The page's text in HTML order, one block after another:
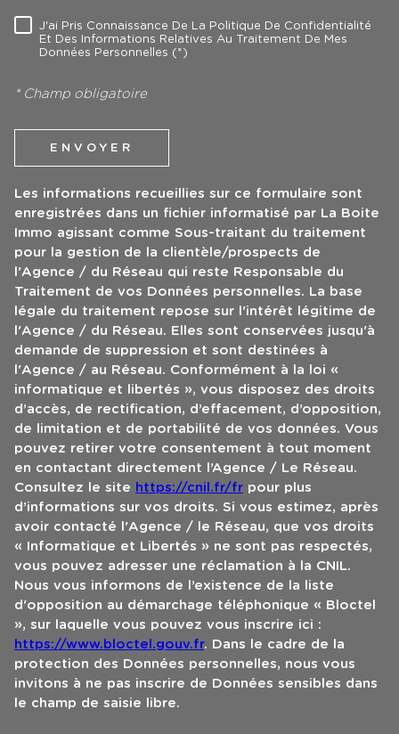
RÈGLEMENTATION
J'ai Pris Connaissance De La Politique De Confidentialité
Et Des Informations Relatives Au Traitement De Mes
Données Personnelles (*)
* Champ obligatoire
ENVOYER
Les informations recueillies sur ce formulaire sont
enregistrées dans un fichier informatisé par La Boite
Immo agissant comme Sous-traitant du traitement
pour la gestion de la clientèle/prospects de
l'Agence / du Réseau qui reste Responsable du
Traitement de vos Données personnelles. La base
légale du traitement repose sur l'intérêt légitime de
l'Agence / du Réseau. Elles sont conservées jusqu'à
demande de suppression et sont destinées à
l'Agence / au Réseau. Conformément à la loi «
informatique et libertés », vous disposez des droits
d’accès, de rectification, d’effacement, d’opposition,
de limitation et de portabilité de vos données. Vous
pouvez retirer votre consentement à tout moment
en contactant directement l’Agence / Le Réseau.
Consultez le site https://cnil.fr/fr pour plus
d’informations sur vos droits. Si vous estimez, après
avoir contacté l'Agence / le Réseau, que vos droits
« Informatique et Libertés » ne sont pas respectés,
vous pouvez adresser une réclamation à la CNIL.
Nous vous informons de l’existence de la liste
d'opposition au démarchage téléphonique « Bloctel
», sur laquelle vous pouvez vous inscrire ici :
https://www.bloctel.gouv.fr. Dans le cadre de la
protection des Données personnelles, nous vous
invitons à ne pas inscrire de Données sensibles dans
le champ de saisie libre.